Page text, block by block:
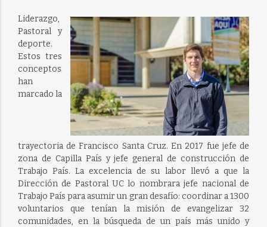
Liderazgo,
Pastoral y
deporte.
Estos tres
conceptos
han
marcado la
trayectoria de Francisco Santa Cruz. En 2017 fue jefe de
zona de Capilla País y jefe general de construcción de
Trabajo País. La excelencia de su labor llevó a que la
Dirección de Pastoral UC lo nombrara jefe nacional de
Trabajo País para asumir un gran desafío: coordinar a 1300
voluntarios que tenían la misión de evangelizar 32
comunidades, en la búsqueda de un país más unido y